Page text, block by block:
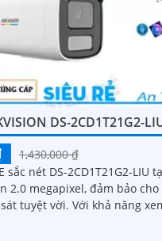
DS-2CD1T21G2-
1,430,000 ₫
sắc nét DS-2CD1T21G2-LIU
2.0 megapixel, đảm bảo
năng xem ban đêm Full